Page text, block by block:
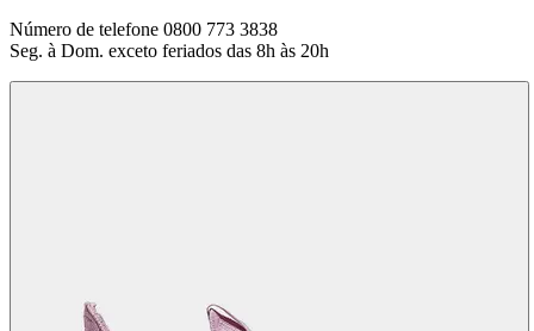
Número de telefone 0800 773 3838
Seg. à Dom. exceto feriados das 8h às 20h